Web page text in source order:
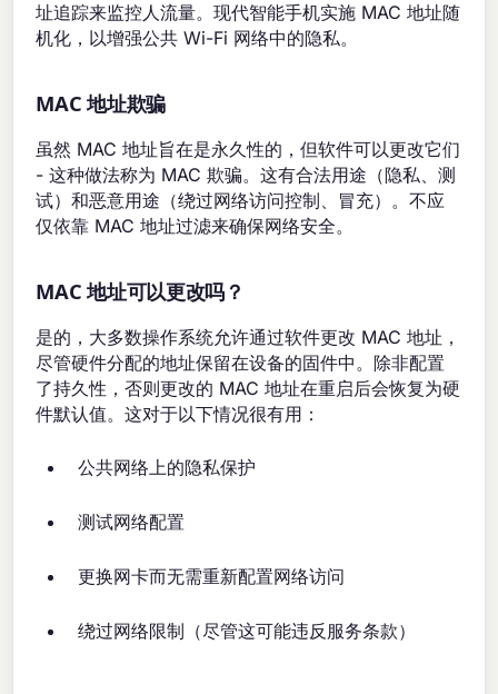
址追踪来监控人流量。现代智能手机实施 MAC 地址随
机化，以增强公共 Wi-Fi 网络中的隐私。
MAC 地址欺骗
虽然 MAC 地址旨在是永久性的，但软件可以更改它们
- 这种做法称为 MAC 欺骗。这有合法用途（隐私、测
试）和恶意用途（绕过网络访问控制、冒充）。不应
仅依靠 MAC 地址过滤来确保网络安全。
MAC 地址可以更改吗？
是的，大多数操作系统允许通过软件更改 MAC 地址，
尽管硬件分配的地址保留在设备的固件中。除非配置
了持久性，否则更改的 MAC 地址在重启后会恢复为硬
件默认值。这对于以下情况很有用：
公共网络上的隐私保护
测试网络配置
更换网卡而无需重新配置网络访问
绕过网络限制（尽管这可能违反服务条款）